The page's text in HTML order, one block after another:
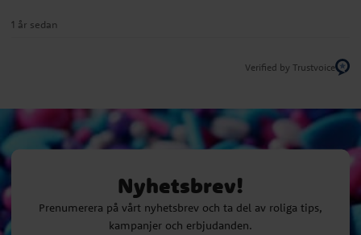
1 år sedan
Verified by Trustvoice
Nyhetsbrev!
Prenumerera på vårt nyhetsbrev och ta del av roliga tips,
kampanjer och erbjudanden.